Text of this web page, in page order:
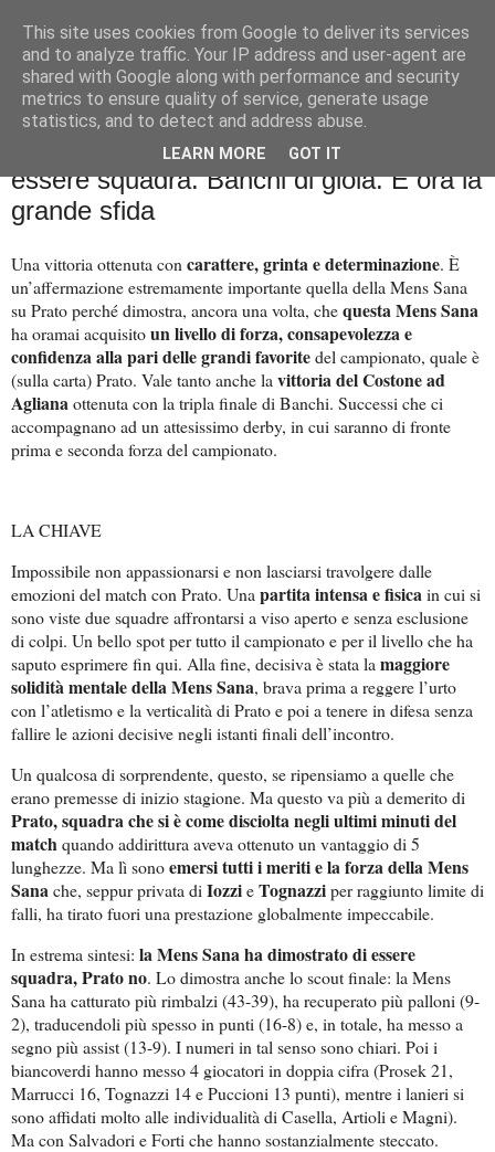
Palla al cerchio
giovedì 7 marzo 2024
Poule Position: Mens Sana, la forza di
essere squadra. Banchi di gioia. E ora la
grande sfida
Una vittoria ottenuta con carattere, grinta e determinazione. È
un’affermazione estremamente importante quella della Mens Sana
su Prato perché dimostra, ancora una volta, chequesta Mens Sana
ha oramai acquisitoun livello di forza, consapevolezza e
confidenza alla pari delle grandi favoritedel campionato, quale è
(sulla carta) Prato. Vale tanto anche la vittoria del Costone ad
Aglianaottenuta con la tripla finale di Banchi. Successi che ci
accompagnano ad un attesissimo derby, in cui saranno di fronte
prima e seconda forza del campionato.
LA CHIAVE
Impossibile non appassionarsi e non lasciarsi travolgere dalle
emozioni del match con Prato. Unapartita intensa e fisicain cui si
sono viste due squadre affrontarsi a viso aperto e senza esclusione
di colpi. Un bello spot per tutto il campionato e per il livello che ha
saputo esprimere fin qui. Alla fine, decisiva è stata lamaggiore
solidità mentale della Mens Sana, brava prima a reggere l’urto
con l’atletismo e la verticalità di Prato e poi a tenere in difesa senza
fallire le azioni decisive negli istanti finali dell’incontro.
Un qualcosa di sorprendente, questo, se ripensiamo a quelle che
erano premesse di inizio stagione. Ma questo va più a demerito di
Prato, squadra che si è come disciolta negli ultimi minuti del
matchquando addirittura aveva ottenuto un vantaggio di 5
lunghezze. Ma lì sonoemersi tutti i meriti e la forza della Mens
Sanache, seppur privata di IozzieTognazziper raggiunto limite di
falli, ha tirato fuori una prestazione globalmente impeccabile.
In estrema sintesi: la Mens Sana ha dimostrato di essere
squadra, Prato no. Lo dimostra anche lo scout finale: la Mens
Sana ha catturato più rimbalzi (43-39), ha recuperato più palloni (9-
2), traducendoli più spesso in punti (16-8) e, in totale, ha messo a
segno più assist (13-9). I numeri in tal senso sono chiari. Poi i
biancoverdi hanno messo 4 giocatori in doppia cifra (Prosek 21,
Marrucci 16, Tognazzi 14 e Puccioni 13 punti), mentre i lanieri si
sono affidati molto alle individualità di Casella, Artioli e Magni).
Ma con Salvadori e Forti che hanno sostanzialmente steccato.
This site uses cookies from Google to deliver its services
and to analyze traffic. Your IP address and user-agent are
shared with Google along with performance and security
metrics to ensure quality of service, generate usage
statistics, and to detect and address abuse.
LEARN MORE GOT IT